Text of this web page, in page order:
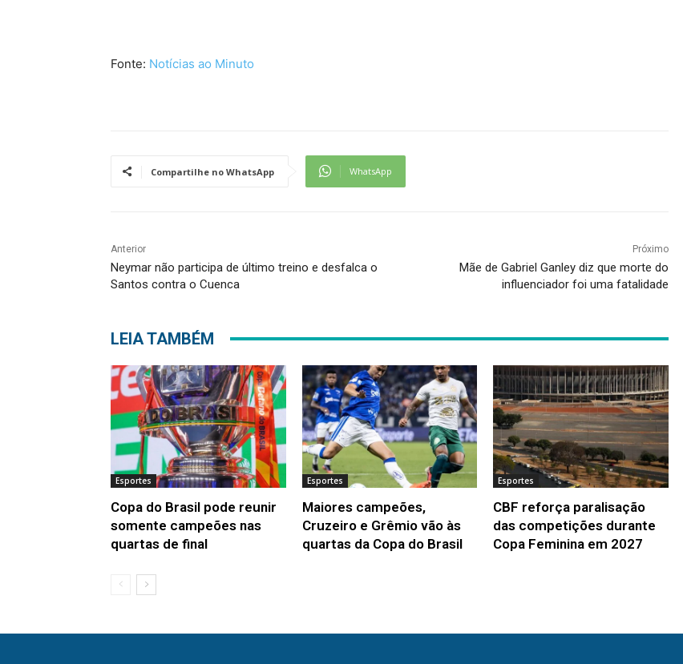
Fonte: Notícias ao Minuto
Compartilhe no WhatsApp WhatsApp
Anterior
Neymar não participa de último treino e desfalca o
Santos contra o Cuenca
Próximo
Mãe de Gabriel Ganley diz que morte do
influenciador foi uma fatalidade
LEIA TAMBÉM
Esportes
Copa do Brasil pode reunir
somente campeões nas
quartas de final
Esportes
Maiores campeões,
Cruzeiro e Grêmio vão às
quartas da Copa do Brasil
Esportes
CBF reforça paralisação
das competições durante
Copa Feminina em 2027